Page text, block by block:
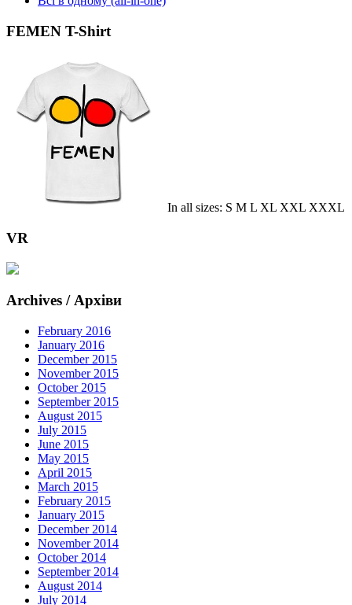
FEMEN T-Shirt
In all sizes: S M L XL XXL XXXL
VR
Archives / Архіви
February 2016
January 2016
December 2015
November 2015
October 2015
September 2015
August 2015
July 2015
June 2015
May 2015
April 2015
March 2015
February 2015
January 2015
December 2014
November 2014
October 2014
September 2014
August 2014
July 2014